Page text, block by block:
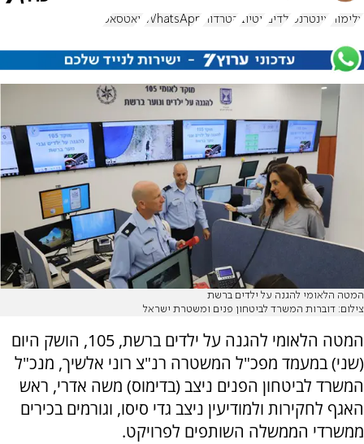
אלימות אינטרנט ילדים יוטיוב הטרדות WhatsApp וואטסאפ
המטה הלאומי להגנה על ילדים ברשת
צילום: דוברות המשרד לביטחון פנים ומשטרת ישראל
המטה הלאומי להגנה על ילדים ברשת, 105, הושק היום
(שני) במעמד מפכ"ל המשטרה רנ"צ רוני אלשיך, מנכ"ל
המשרד לביטחון הפנים ניצב (בדימוס) משה אדרי, ראש
האגף לחקירות ולמודיעין ניצב גדי סיסו, וגורמים בכירים
ממשרדי הממשלה השותפים לפרויקט.